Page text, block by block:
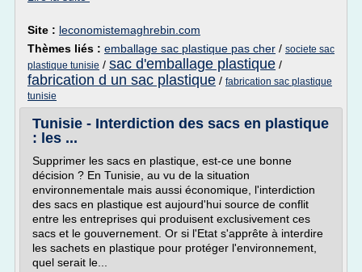
Site : leconomistemaghrebin.com
Thèmes liés : emballage sac plastique pas cher / societe sac
plastique tunisie / sac d'emballage plastique /
fabrication d un sac plastique / fabrication sac plastique
tunisie
Tunisie - Interdiction des sacs en plastique
: les ...
Supprimer les sacs en plastique, est-ce une bonne
décision ? En Tunisie, au vu de la situation
environnementale mais aussi économique, l'interdiction
des sacs en plastique est aujourd'hui source de conflit
entre les entreprises qui produisent exclusivement ces
sacs et le gouvernement. Or si l'Etat s'apprête à interdire
les sachets en plastique pour protéger l'environnement,
quel serait le...